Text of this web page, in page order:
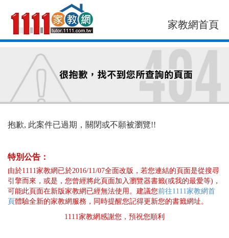
家教網首頁
找老師
找案件
抱歉, 此案件已過期，關閉或不願被瀏覽!!
特別公告：
由於1111家教網已於2016/11/07全面改版，若您連結的頁面是從搜尋
引擎而來，或是，您曾經將此頁面加入瀏覽器書籤(或我的最愛等)，
可能此頁面在新版家教網已經無法使用。建議您前往1111家教網首
頁體驗全新的家教網服務，同時提醒您記得更新您的書籤網址。
1111家教網感謝您，預祝您順利